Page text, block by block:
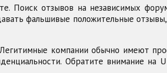
Поиск отзывов на независимых
фальшивые положительные
компании обычно имеют
Обратите внимание на